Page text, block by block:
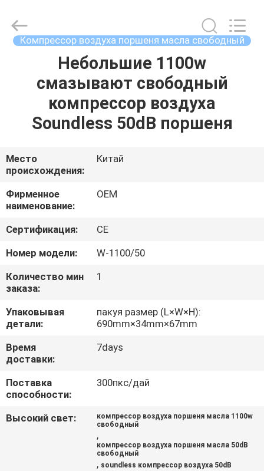
ДОМОЙ
ПРОДУКТЫ
НАС
ЭКСКУРСИЯ
ПО
ЗАВОДУ
КОНТРОЛЬ
КАЧЕСТВА
СВЯЖИТЕСЬ
С
НАМИ
НОВОСТИ
Machinery
Компрессор воздуха поршеня масла свободный
Небольшие 1100w
смазывают свободный
компрессор воздуха
Soundless 50dB поршеня
Место
происхождения:
Китай
Фирменное
наименование:
OEM
Сертификация:
CE
Номер модели:
W-1100/50
Количество мин
заказа:
1
Упаковывая
детали:
пакуя размер (L×W×H):
690mm×34mm×67mm
Время
доставки:
7days
Поставка
способности:
300пкс/дай
Высокий свет:
компрессор воздуха поршеня масла 1100w
свободный
,
компрессор воздуха поршеня масла 50dB
свободный
, soundless компрессор воздуха 50dB